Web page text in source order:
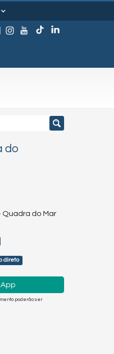
do
do Mar
direto
poderão ser